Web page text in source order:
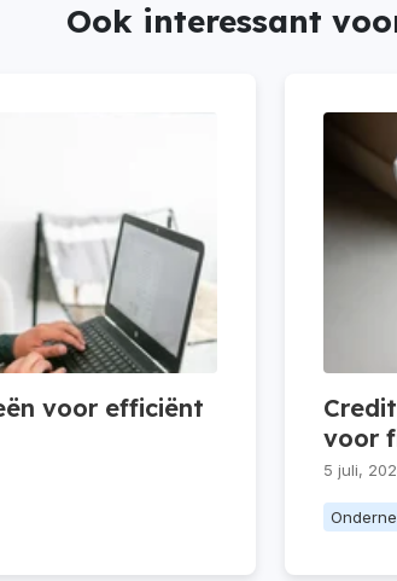
Ook interessant
voor efficiënt
voor
5 juli,